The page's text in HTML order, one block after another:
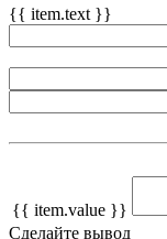
{{ item.text }}
{{ item.value }}
Сделайте вывод